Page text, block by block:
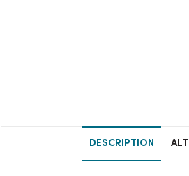
DESCRIPTION